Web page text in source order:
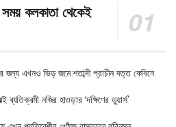
কলকাতা থেকেই
জন্য এখনও ভিড় জমে শতাব্দী প্রাচীন দত্ত কেবিনে
ব্যতিক্রমী নজির হাওড়ার ‘দক্ষিণের ডুয়ার্স’